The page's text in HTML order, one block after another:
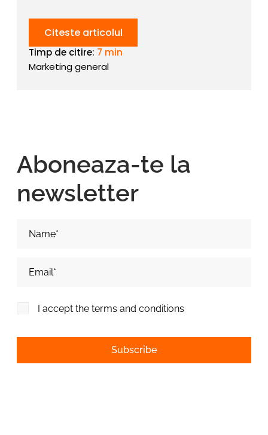
Citeste articolul
Timp de citire: 7 min
Marketing general
Aboneaza-te la
newsletter
I accept the terms and conditions